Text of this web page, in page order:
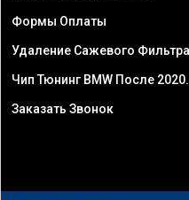
Формы Оплаты
Удаление Сажевого
Чип Тюнинг BMW После
Заказать Звонок